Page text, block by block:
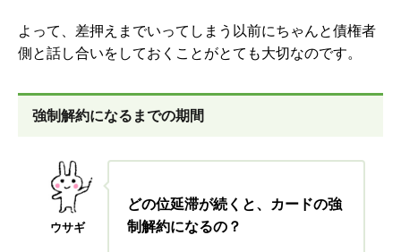
よって、差押えまでいってしまう以前にちゃんと債権者
側と話し合いをしておくことがとても大切なのです。
強制解約になるまでの期間
ウサギ
どの位延滞が続くと、カードの強
制解約になるの？